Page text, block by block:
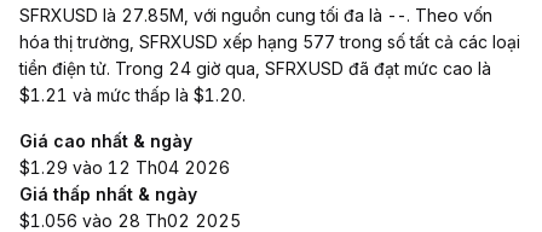
SFRXUSD là 27.85M, với nguồn cung tối đa là --. Theo vốn
hóa thị trường, SFRXUSD xếp hạng 577 trong số tất cả các loại
tiền điện tử. Trong 24 giờ qua, SFRXUSD đã đạt mức cao là
$1.21 và mức thấp là $1.20.
Giá cao nhất & ngày
$1.29 vào 12 Th04 2026
Giá thấp nhất & ngày
$1.056 vào 28 Th02 2025